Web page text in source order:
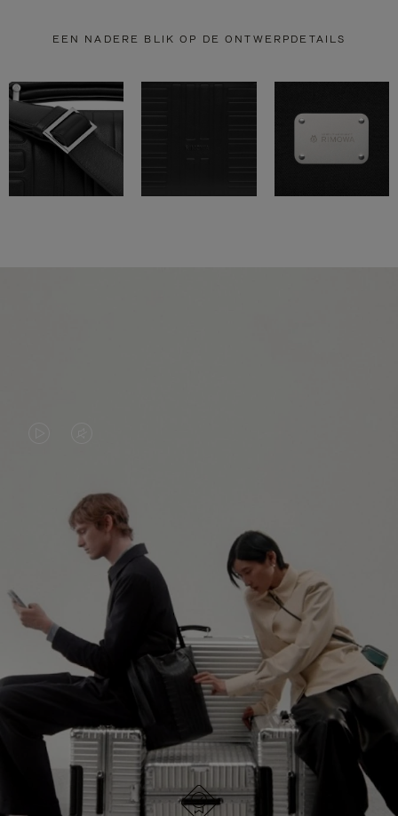
EEN NADERE BLIK OP DE ONTWERPDETAILS
NIET
GEPAUZEERD,
DRUK
OP
OM
TE
VAN
DE
VIDEO
UITGESCHAKELD.
DRUK
OM
HET
DEMPEN
GA VERDER OP ONTDEKKINGSREIS
ONTDEK ALLE TASSEN VAN RIMOWA